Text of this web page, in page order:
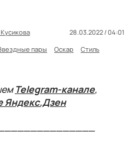
28.03.2022 / 04:01
пары Оскар Стиль
Telegram-канале,
Яндекс.Дзен